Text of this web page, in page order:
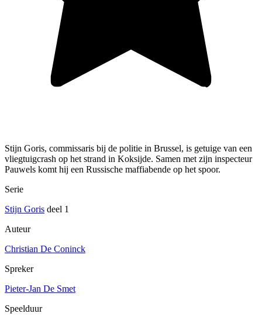
Stijn Goris, commissaris bij de politie in Brussel, is getuige van een
vliegtuigcrash op het strand in Koksijde. Samen met zijn inspecteur
Pauwels komt hij een Russische maffiabende op het spoor.
Serie
Stijn Goris deel 1
Auteur
Christian De Coninck
Spreker
Pieter-Jan De Smet
Speelduur